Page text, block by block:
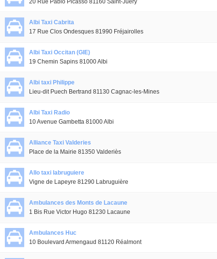
20 Rue Pablo Picasso 81160 Saint-Juéry
Albi Taxi Cabrita
17 Rue Clos Ondesques 81990 Fréjairolles
Albi Taxi Occitan (GIE)
19 Chemin Sapins 81000 Albi
Albi taxi Philippe
Lieu-dit Puech Bertrand 81130 Cagnac-les-Mines
Albi Taxi Radio
10 Avenue Gambetta 81000 Albi
Alliance Taxi Valderies
Place de la Mairie 81350 Valderiès
Allo taxi labruguiere
Vigne de Lapeyre 81290 Labruguière
Ambulances des Monts de Lacaune
1 Bis Rue Victor Hugo 81230 Lacaune
Ambulances Huc
10 Boulevard Armengaud 81120 Réalmont